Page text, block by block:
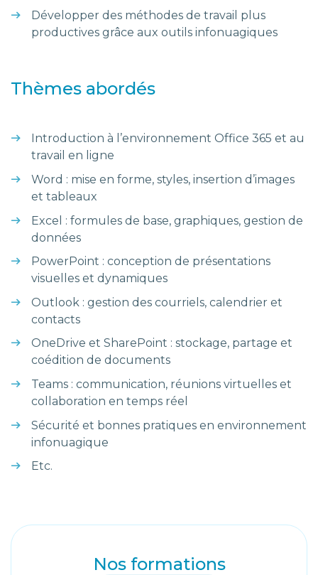
Développer des méthodes de travail plus
productives grâce aux outils infonuagiques
Thèmes abordés
Introduction à l’environnement Office 365 et au
travail en ligne
Word : mise en forme, styles, insertion d’images
et tableaux
Excel : formules de base, graphiques, gestion de
données
PowerPoint : conception de présentations
visuelles et dynamiques
Outlook : gestion des courriels, calendrier et
contacts
OneDrive et SharePoint : stockage, partage et
coédition de documents
Teams : communication, réunions virtuelles et
collaboration en temps réel
Sécurité et bonnes pratiques en environnement
infonuagique
Etc.
Nos formations